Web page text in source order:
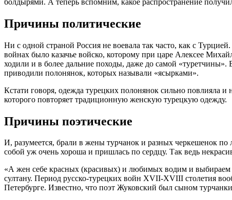
Причины политические
Ни с одной страной Россия не воевала так часто, как с
войнах было казачье войско, которому при царе Алексее
ходили и в более дальние походы, даже до самой
приводили полонянок, которых называли «ясырками».
Кстати говоря, одежда турецких полонянок сильно повлияла
которого повторяет традиционную женскую турецкую одежду.
Причины поэтические
И, разумеется, брали в жены турчанок и разных черкешенок
собой уж очень хороша и пришлась по сердцу. Так ведь
«А жен себе красных (красивых) и любимых водим и выбираем
султану. Период русско-турецких войн XVII-XVIII столетия
Петербурге. Известно, что поэт Жуковский был сыном